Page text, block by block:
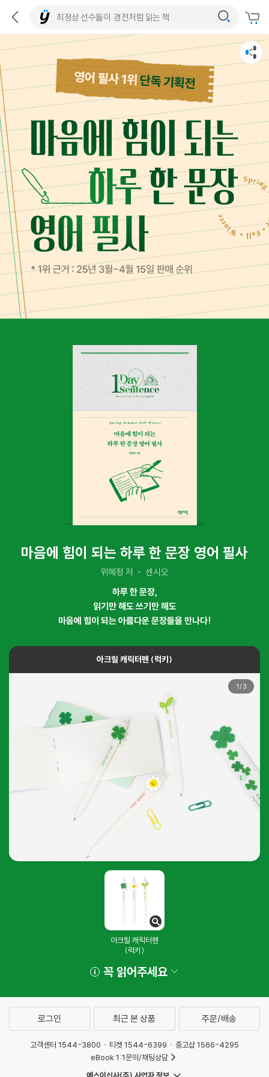
마음에 힘이 되는 하루 한 문장 영어 필사
위혜정 저
센시오
하루 한 문장,
읽기만 해도 쓰기만 해도
마음에 힘이 되는 아름다운 문장들을 만나다!
아크릴 캐릭터펜 (럭키)
1 /3
아크릴 캐릭터펜
(럭키)
꼭 읽어주세요
로그인 최근 본 상품 주문/배송
고객센터 1544-3800 티켓 1544-6399
중고샵 1566-4295
eBook 1:1문의/채팅상담